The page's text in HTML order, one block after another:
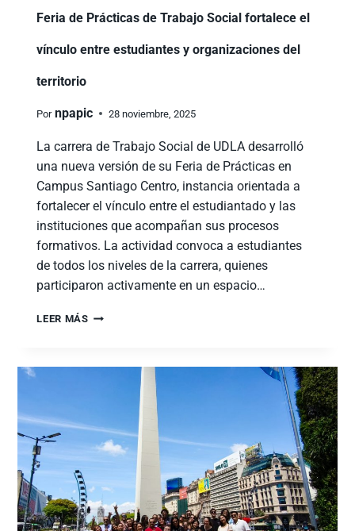
Feria de Prácticas de Trabajo Social fortalece el
vínculo entre estudiantes y organizaciones del
territorio
Por npapic 28 noviembre, 2025
La carrera de Trabajo Social de UDLA desarrolló
una nueva versión de su Feria de Prácticas en
Campus Santiago Centro, instancia orientada a
fortalecer el vínculo entre el estudiantado y las
instituciones que acompañan sus procesos
formativos. La actividad convoca a estudiantes
de todos los niveles de la carrera, quienes
participaron activamente en un espacio…
LEER MÁS